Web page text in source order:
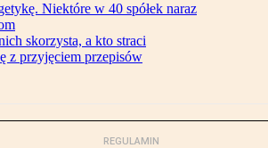
Niektóre w 40 spółek naraz
skorzysta, a kto straci
z przyjęciem przepisów
REGULAMIN